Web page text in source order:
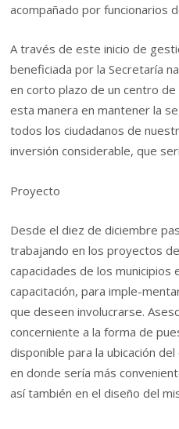
acompañado por funcionarios
A través de este inicio de
beneficiada por la Secretaría
en corto plazo de un centro
esta manera en mantener la
todos los ciudadanos de
inversión considerable, que
Proyecto
Desde el diez de diciembre
trabajando en los proyectos
capacidades de los municipios
capacitación, para imple-
que deseen involucrarse.
concerniente a la forma de
disponible para la ubicación
en donde sería más
así también en el diseño del